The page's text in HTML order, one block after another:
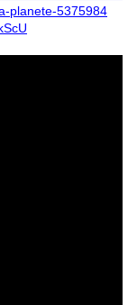
planete-5375984